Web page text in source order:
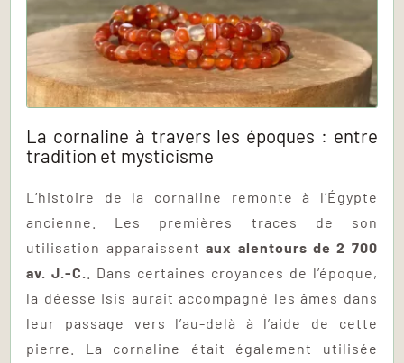
La cornaline à travers les époques : entre
tradition et mysticisme
L’histoire de la cornaline remonte à l’Égypte
ancienne. Les premières traces de son
utilisation apparaissentaux alentours de 2 700
av. J.-C.
. Dans certaines croyances de l’époque,
la déesse Isis aurait accompagné les âmes dans
leur passage vers l’au-delà à l’aide de cette
pierre. La cornaline était également utilisée